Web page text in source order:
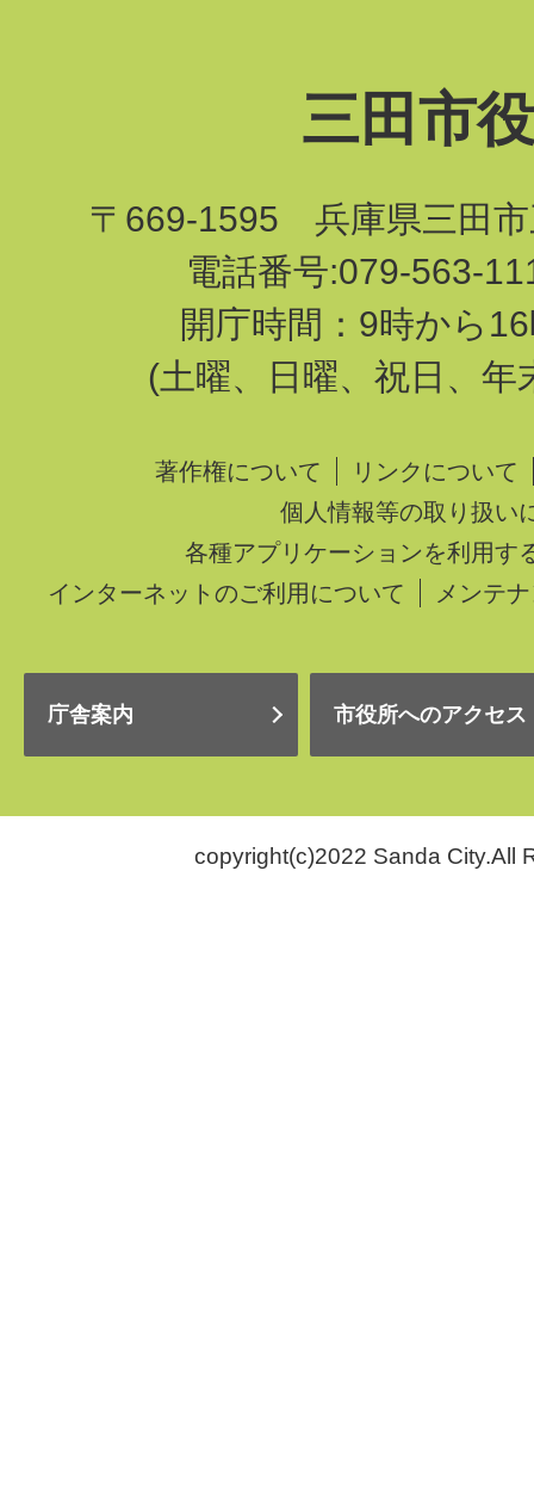
三田市
〒669-1595 兵庫県三田市
電話番号:079-563-
開庁時間：9時から
(土曜、日曜、祝日、年
著作権について
リンクについて
個人情報等の取り扱い
各種アプリケーションを利用す
インターネットのご利用について
メンテ
庁舎案内 市役所へのアクセス
copyright(c)2022 Sanda City.All